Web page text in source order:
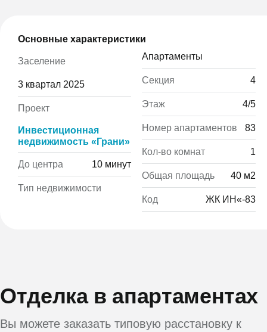
Основные характеристики
Заселение
3 квартал 2025
Проект
Инвестиционная
недвижимость «Грани»
До центра 10 минут
Тип недвижимости
Апартаменты
Секция 4
Этаж 4/5
Номер апартаментов 83
Кол-во комнат 1
Общая площадь 40 м2
Код ЖК ИН«-83
Отделка в апартаментах
Вы можете заказать типовую расстановку к